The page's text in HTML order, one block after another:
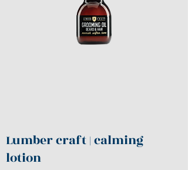
Lumber craft | calming
lotion